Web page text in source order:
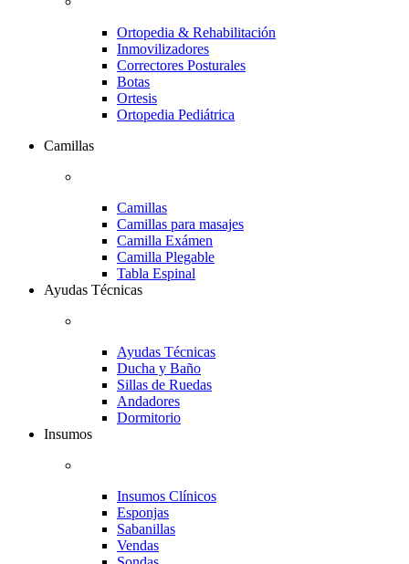
Ortopedia & Rehabilitación
Inmovilizadores
Correctores Posturales
Botas
Ortesis
Ortopedia Pediátrica
Camillas
Camillas
Camillas para masajes
Camilla Exámen
Camilla Plegable
Tabla Espinal
Ayudas Técnicas
Ayudas Técnicas
Ducha y Baño
Sillas de Ruedas
Andadores
Dormitorio
Insumos
Insumos Clínicos
Esponjas
Sabanillas
Vendas